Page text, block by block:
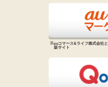
※auコマース&ライフ株式会社と
販サイト